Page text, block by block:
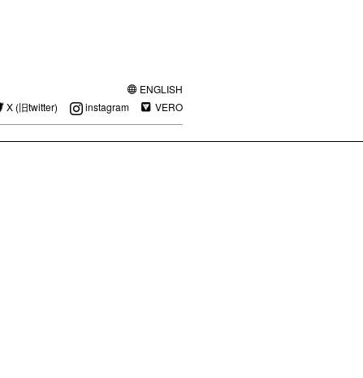
ENGLISH
X (旧twitter)
instagram VERO